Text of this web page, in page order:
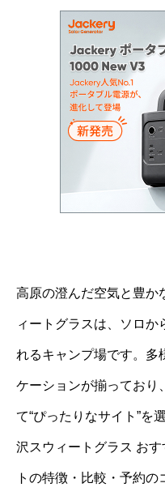
高原の澄んだ空気と豊か
ィートグラスは、ソロか
れるキャンプ場です。多
ケーションが揃っており
て“ぴったりなサイト”を
沢スウィートグラス お
トの特徴・比較・予約